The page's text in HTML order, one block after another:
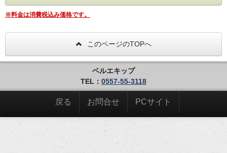
ます。当日までにご不安な点などございましたら何
度でもお気軽にご相談ください。
＊ジャパニーズスイート〈カメリア〉をご予約のお客様は、
時までとさせていただきます。
＊当宿でのお食事につきましては、アレルギーへの対応は致
しかねる場合がございます。ご了承くださいませ。
当プランには以下のプレゼントが含まれています
● お祝いBGM
ホールケーキ
プレートメッセージ
キャンドルandプチ花火
●
※料金は消費税込み価格です。
このページのTOPへ
ベルエキップ
TEL： 0557-55-3118
戻る お問合せ PCサイト